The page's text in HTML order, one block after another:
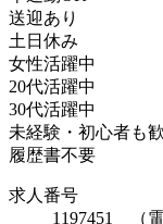
送迎あり
土日休み
女性活躍中
20代活躍中
30代活躍中
未経験・初心者も
履歴書不要
求人番号
1197451 （